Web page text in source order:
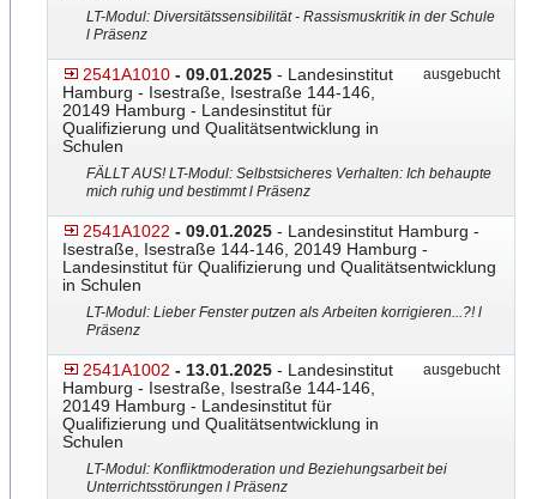
LT-Modul: Diversitätssensibilität - Rassismuskritik in der Schule
l Präsenz
2541A1010 - 09.01.2025 - Landesinstitut
Hamburg - Isestraße, Isestraße 144-146,
20149 Hamburg - Landesinstitut für
Qualifizierung und Qualitätsentwicklung in
Schulen
ausgebucht
FÄLLT AUS! LT-Modul: Selbstsicheres Verhalten: Ich behaupte
mich ruhig und bestimmt l Präsenz
2541A1022 - 09.01.2025 - Landesinstitut Hamburg -
Isestraße, Isestraße 144-146, 20149 Hamburg -
Landesinstitut für Qualifizierung und Qualitätsentwicklung
in Schulen
LT-Modul: Lieber Fenster putzen als Arbeiten korrigieren...?! l
Präsenz
2541A1002 - 13.01.2025 - Landesinstitut
Hamburg - Isestraße, Isestraße 144-146,
20149 Hamburg - Landesinstitut für
Qualifizierung und Qualitätsentwicklung in
Schulen
ausgebucht
LT-Modul: Konfliktmoderation und Beziehungsarbeit bei
Unterrichtsstörungen l Präsenz